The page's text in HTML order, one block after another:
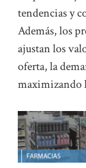
tendencias y
Además, los
ajustan los
oferta, la
maximizando